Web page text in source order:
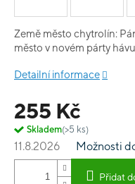
255 Kč
Skladem(>5 ks)
11.8.2026 Možnosti
Přidat
Země město chytrolín:
město v novém párty
Detailní informace